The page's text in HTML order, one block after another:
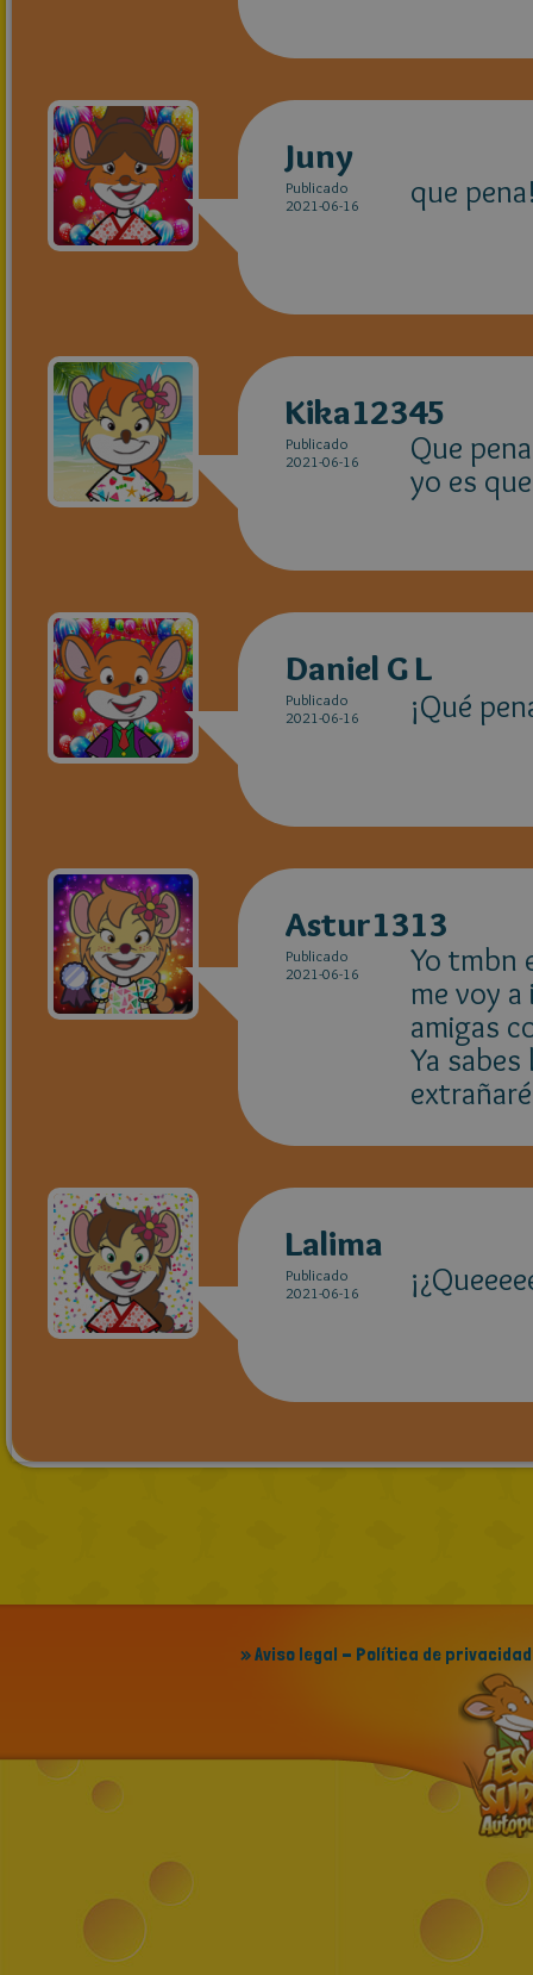
Juny
Publicado
2021-06-16
que
Kika12345
Publicado
2021-06-16
Que
yo es
Daniel G L
Publicado
2021-06-16
¡Qué
Astur1313
Publicado
2021-06-16
Yo tmbn
me voy
amigas
Ya
Lalima
Publicado
2021-06-16
» Aviso legal - Política de privacidad